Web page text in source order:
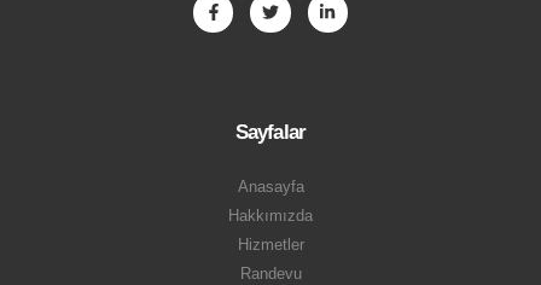
Sayfalar
Anasayfa
Hakkımızda
Hizmetler
Randevu